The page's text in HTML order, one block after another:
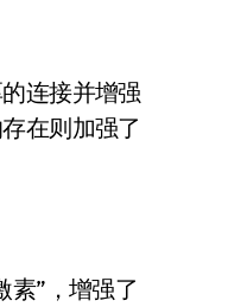
连接并增强
在则加强了
素”，增强了